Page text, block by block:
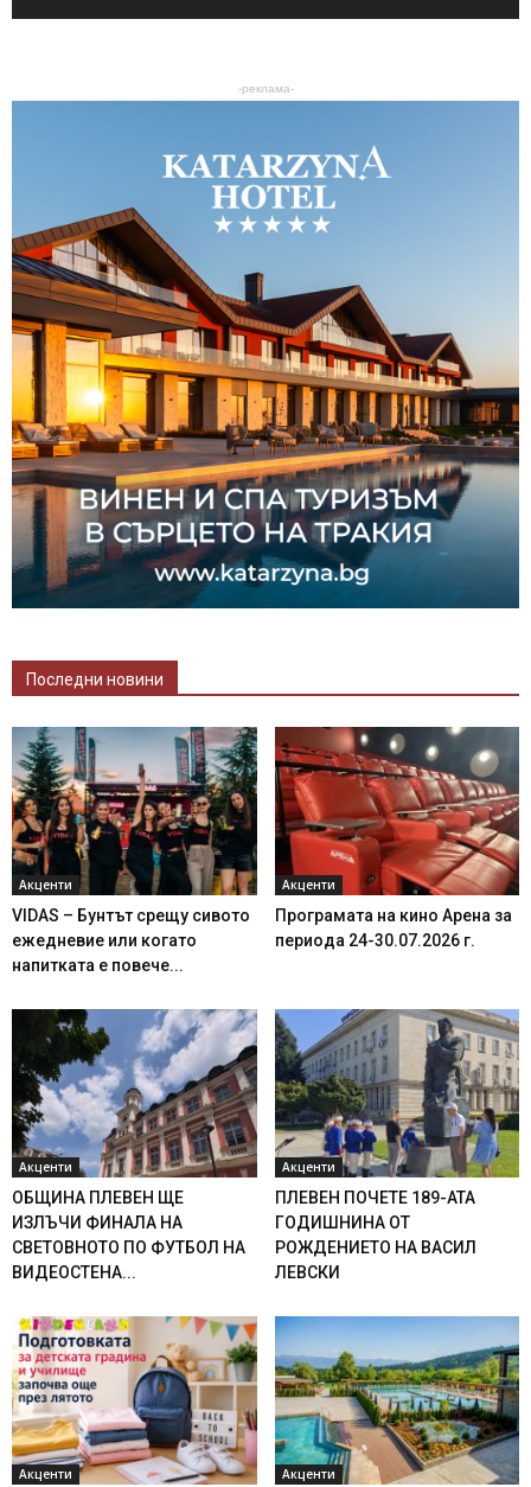
-реклама-
Последни новини
Акценти
VIDAS – Бунтът срещу сивото
ежедневие или когато
напитката е повече...
Акценти
Програмата на кино Арена за
периода 24-30.07.2026 г.
Акценти
ОБЩИНА ПЛЕВЕН ЩЕ
ИЗЛЪЧИ ФИНАЛА НА
СВЕТОВНОТО ПО ФУТБОЛ НА
ВИДЕОСТЕНА...
Акценти
ПЛЕВЕН ПОЧЕТЕ 189-АТА
ГОДИШНИНА ОТ
РОЖДЕНИЕТО НА ВАСИЛ
ЛЕВСКИ
Акценти Акценти